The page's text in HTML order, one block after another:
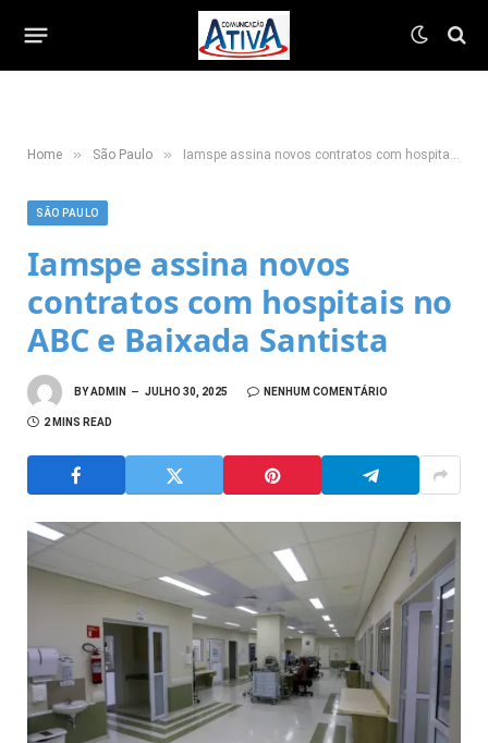
Home » São Paulo » Iamspe assina novos contratos com hospitais no ABC e Baixada Santista
SÃO PAULO
Iamspe assina novos
contratos com hospitais no
ABC e Baixada Santista
BYADMIN JULHO 30, 2025 NENHUM COMENTÁRIO
2 MINS READ